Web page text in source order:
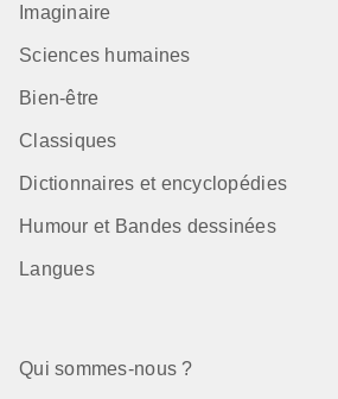
Imaginaire
Sciences humaines
Bien-être
Classiques
Dictionnaires et encyclopédies
Humour et Bandes dessinées
Langues
Qui sommes-nous ?